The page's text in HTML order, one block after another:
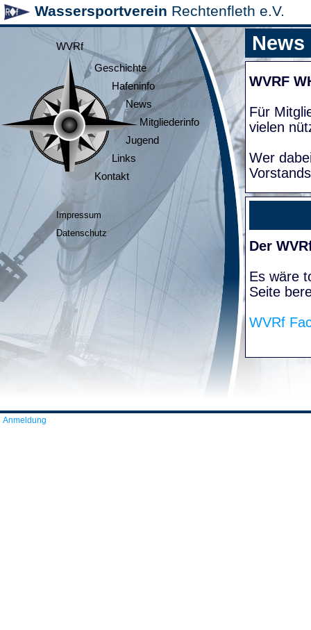
Wassersportverein Rechtenfleth e.V.
WVRf
Geschichte
Hafeninfo
News
Mitgliederinfo
Jugend
Links
Kontakt
Impressum
Datenschutz
News
WVRF
Für
vielen
Wer
Der
Es wäre
Seite
WVRf
Anmeldung